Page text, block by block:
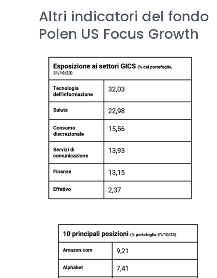
Altri indicatori del fondo
Polen US Focus Growth